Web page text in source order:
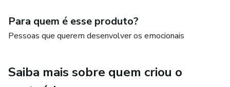
Para quem é esse produto?
Pessoas que querem desenvolver os emocionais
Saiba mais sobre quem criou o